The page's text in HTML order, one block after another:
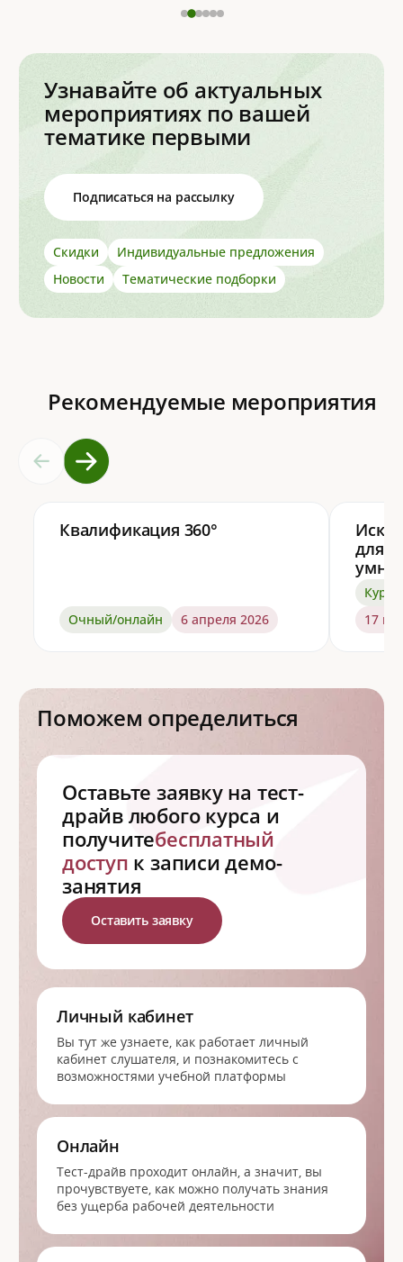
Узнавайте об актуальных
мероприятиях по вашей
тематике первыми
Подписаться на рассылку
Скидки
Индивидуальные предложения
Новости
Тематические подборки
Рекомендуемые мероприятия
Квалификация 360°
Очный/онлайн 6 апреля 2026
для
Курс
17
Поможем определиться
Оставьте заявку на тест-
драйв любого курса и
получитебесплатный
доступ к записи демо-
занятия
Оставить заявку
Личный кабинет
Вы тут же узнаете, как работает личный
кабинет слушателя, и познакомитесь с
возможностями учебной платформы
Онлайн
Тест-драйв проходит онлайн, а значит, вы
прочувствуете, как можно получать знания
без ущерба рабочей деятельности